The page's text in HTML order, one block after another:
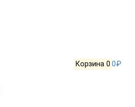
Корзина 0 0₽